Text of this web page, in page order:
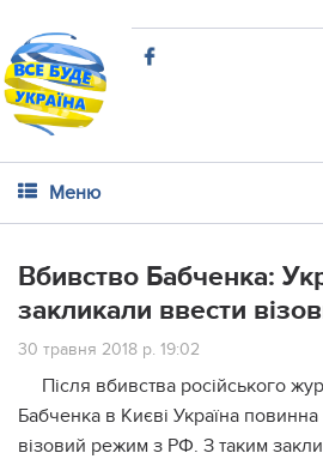
Меню
Вбивство Бабченка:
закликали ввести
30 травня 2018 р. 19:02
Після вбивства російського
Бабченка в Києві Україна
візовий режим з РФ. З таким